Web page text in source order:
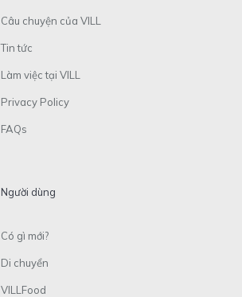
Câu chuyện của VILL
Tin tức
Làm việc tại VILL
Privacy Policy
FAQs
Người dùng
Có gì mới?
Di chuyển
VILLFood